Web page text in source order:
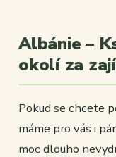
Albánie –
okolí za
Pokud se chcete
máme pro vás i
moc dlouho